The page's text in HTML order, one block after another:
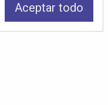
Aceptar todo